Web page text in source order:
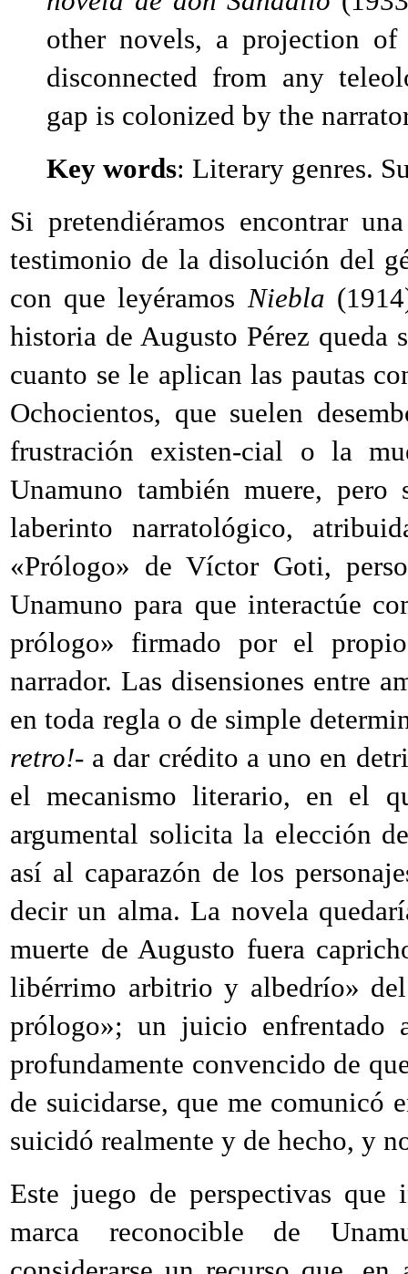
other novels, a projection
disconnected from any
gap is colonized by the
Key words: Literary genres.
Si pretendiéramos encontrar
testimonio de la disolución del
con que leyéramosNiebla
historia de Augusto Pérez queda
cuanto se le aplican las pautas
Ochocientos, que suelen
frustración existen-cial o la
Unamuno también muere, pero
laberinto narratológico,
«Prólogo» de Víctor Goti,
Unamuno para que interactúe
prólogo» firmado por el
narrador. Las disensiones entre
en toda regla o de simple
retro!- a dar crédito a uno en
el mecanismo literario, en el
argumental solicita la elección
así al caparazón de los
decir un alma. La novela
muerte de Augusto fuera
libérrimo arbitrio y albedrío» del
prólogo»; un juicio
profundamente convencido de
de suicidarse, que me comunicó
suicidó realmente y de hecho, y
Este juego de perspectivas
marca reconocible de